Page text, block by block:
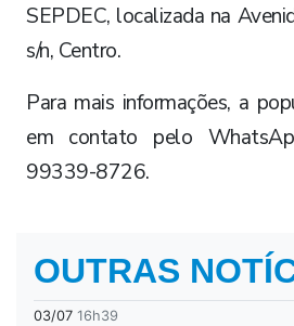
SEPDEC, localizada na
s/n, Centro.
Para mais informações, a
em contato pelo
99339-8726.
OUTRAS
03/07 16h39